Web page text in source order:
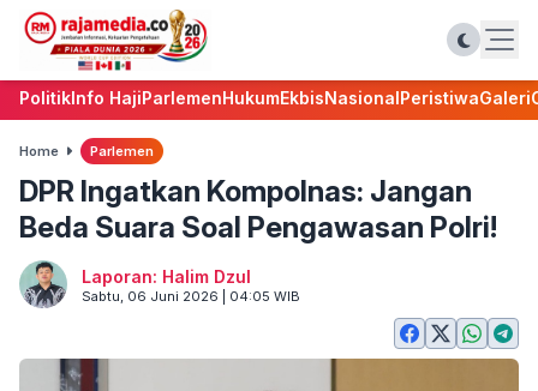
PolitikInfo HajiParlemenHukumEkbisNasionalPeristiwaGaleri
Home Parlemen
DPR Ingatkan Kompolnas: Jangan
Beda Suara Soal Pengawasan Polri!
Laporan: Halim Dzul
Sabtu, 06 Juni 2026 | 04:05 WIB